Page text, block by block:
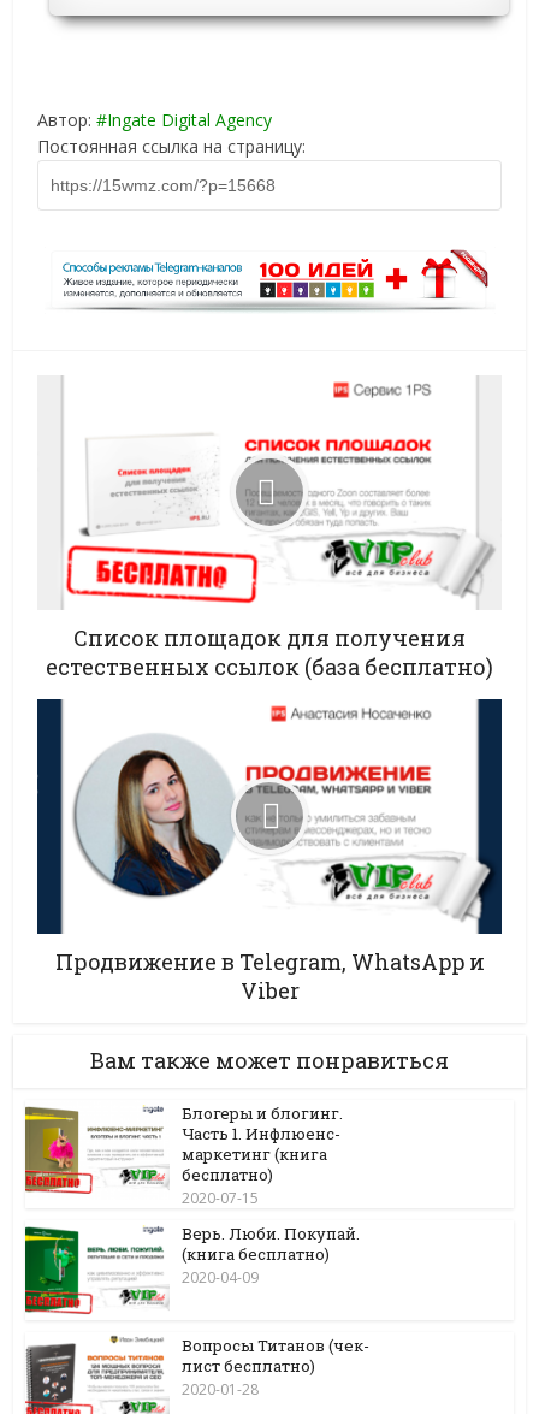
Автор: Ingate Digital Agency
Постоянная ссылка на страницу:
Список площадок для получения
естественных ссылок (база бесплатно)
Продвижение в Telegram, WhatsApp и
Viber
Вам также может понравиться
Блогеры и блогинг.
Часть 1. Инфлюенс-
маркетинг (книга
бесплатно)
2020-07-15
Верь. Люби. Покупай.
(книга бесплатно)
2020-04-09
Вопросы Титанов (чек-
лист бесплатно)
2020-01-28